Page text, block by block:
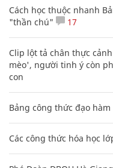
Cách học thuộc nhanh
"thần chú"
17
Clip lột tả chân thực
mèo', người tinh ý còn
con
Bảng công thức đạo
Các công thức hóa học